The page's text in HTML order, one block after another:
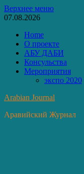
Перейти
к
Верхнее меню
07.08.2026
Home
О проекте
АБУ ДАБИ
Консульства
Мероприятия
экспо 2020
Arabian Journal
Аравийский Журнал